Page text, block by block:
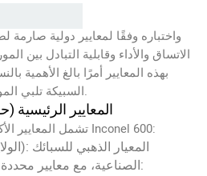
الاتساق والأداء وقابلية التبادل بين
بهذه المعايير أمرًا بالغ الأهمية
السبيكة تلبي المواصفات المطلوبة لتطبيقاتها.
المعايير
تشمل المعايير الأكثر شهرة على نطاق واسع لـ Inconel 600:
الصناعية، مع معايير محددة لأشكال المنتجات المختلفة: